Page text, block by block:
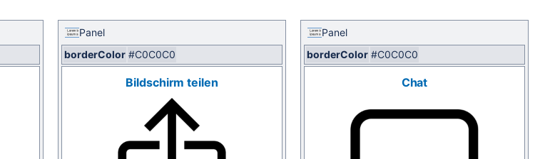
Panel
borderColor #C0C0C0
Bildschirm teilen
Panel
borderColor #C0C0C0
Chat